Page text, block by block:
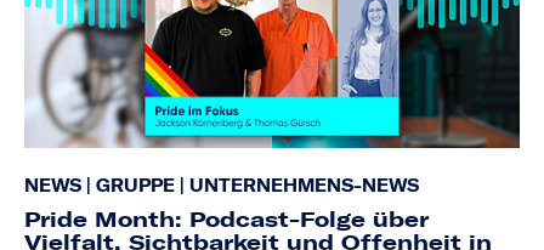
NEWS GRUPPE UNTERNEHMENS-NEWS
Pride Month: Podcast-Folge über
Vielfalt, Sichtbarkeit und Offenheit in